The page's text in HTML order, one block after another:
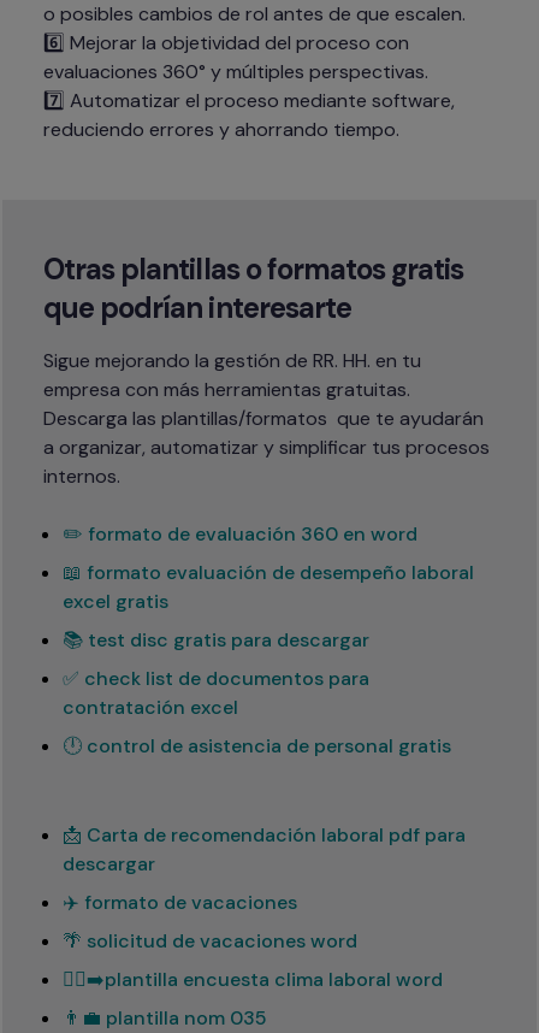
o posibles cambios de rol antes de que escalen.
6️⃣ Mejorar la objetividad del proceso con
evaluaciones 360° y múltiples perspectivas.
7️⃣ Automatizar el proceso mediante software,
reduciendo errores y ahorrando tiempo.
Otras plantillas o formatos gratis
que podrían interesarte
Sigue mejorando la gestión de RR. HH. en tu
empresa con más herramientas gratuitas.
Descarga las plantillas/formatos  que te ayudarán
a organizar, automatizar y simplificar tus procesos
internos.
✏️ formato de evaluación 360 en word
📖 formato evaluación de desempeño laboral
excel gratis
📚 test disc gratis para descargar
✅ check list de documentos para
contratación excel
🕛 control de asistencia de personal gratis
📩 Carta de recomendación laboral pdf para
descargar
✈️ formato de vacaciones
🌴 solicitud de vacaciones word
🏃‍♂️‍➡️plantilla encuesta clima laboral word
👨‍💼 plantilla nom 035